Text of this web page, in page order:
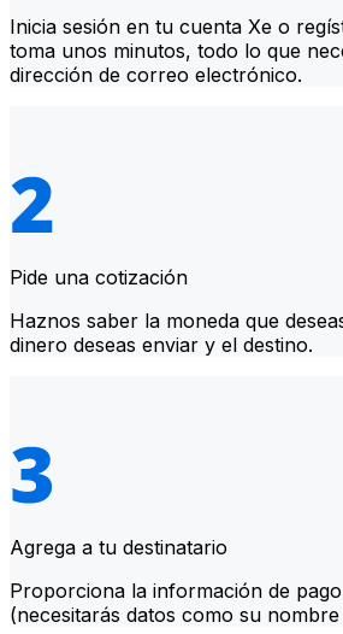
Inicia sesión en tu cuenta Xe o
toma unos minutos, todo lo que
dirección de correo electrónico.
Pide una cotización
Haznos saber la moneda que
dinero deseas enviar y el destino.
Agrega a tu destinatario
Proporciona la información de
(necesitarás datos como su